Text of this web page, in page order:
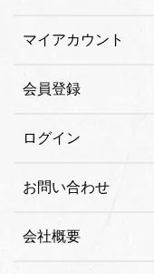
マイアカウント
会員登録
ログイン
お問い合わせ
会社概要